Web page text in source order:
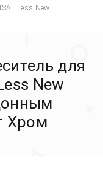
Less New
для
New
Хром